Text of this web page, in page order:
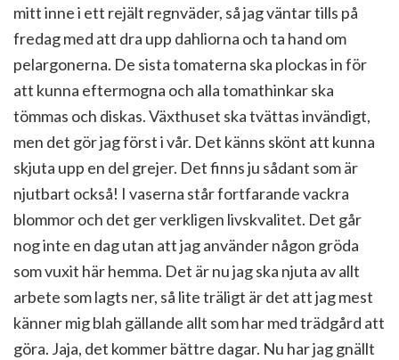
mitt inne i ett rejält regnväder, så jag väntar tills på
fredag med att dra upp dahliorna och ta hand om
pelargonerna. De sista tomaterna ska plockas in för
att kunna eftermogna och alla tomathinkar ska
tömmas och diskas. Växthuset ska tvättas invändigt,
men det gör jag först i vår. Det känns skönt att kunna
skjuta upp en del grejer. Det finns ju sådant som är
njutbart också! I vaserna står fortfarande vackra
blommor och det ger verkligen livskvalitet. Det går
nog inte en dag utan att jag använder någon gröda
som vuxit här hemma. Det är nu jag ska njuta av allt
arbete som lagts ner, så lite träligt är det att jag mest
känner mig blah gällande allt som har med trädgård att
göra. Jaja, det kommer bättre dagar. Nu har jag gnällt